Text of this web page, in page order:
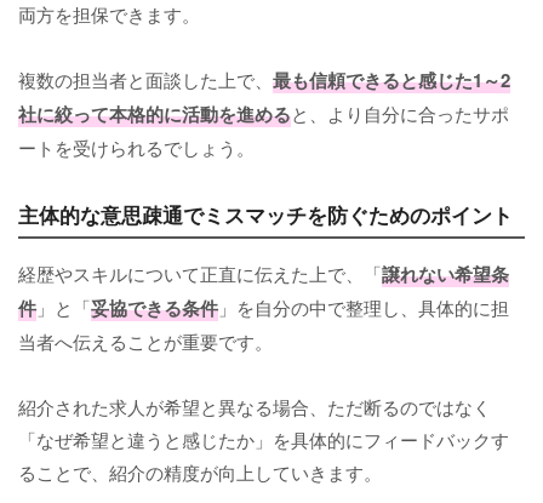
両方を担保できます。
複数の担当者と面談した上で、 最も信頼できると感じた1～2
社に絞って本格的に活動を進めると、より自分に合ったサポ
ートを受けられるでしょう。
主体的な意思疎通でミスマッチを防ぐためのポイント
経歴やスキルについて正直に伝えた上で、「譲れない希望条
件 」と「妥協できる条件 」を自分の中で整理し、具体的に担
当者へ伝えることが重要です。
紹介された求人が希望と異なる場合、ただ断るのではなく
「なぜ希望と違うと感じたか」を具体的にフィードバックす
ることで、紹介の精度が向上していきます。